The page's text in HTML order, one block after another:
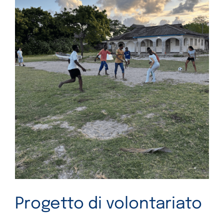
Progetto di volontariato